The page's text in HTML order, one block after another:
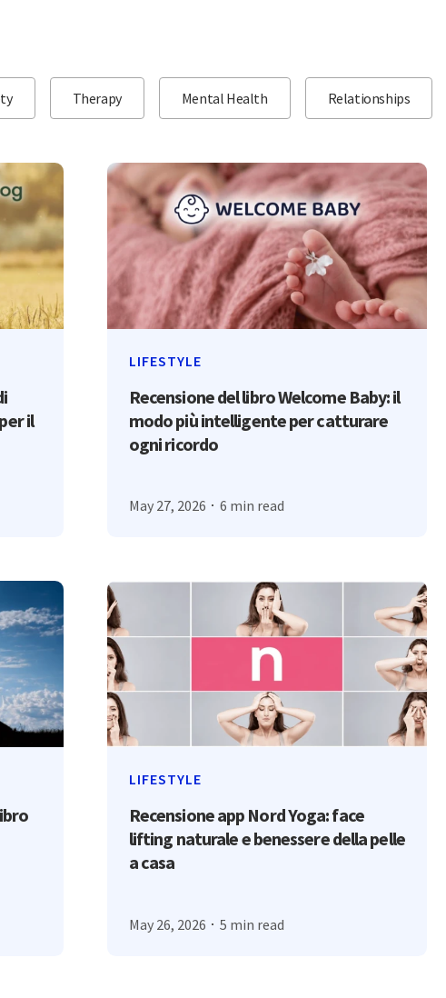
Therapy Mental Health Relationships
il
LIFESTYLE
Recensione del libro Welcome Baby: il
modo più intelligente per catturare
ogni ricordo
May 27, 2026 6 min read
LIFESTYLE
Recensione app Nord Yoga: face
lifting naturale e benessere della pelle
a casa
May 26, 2026 5 min read